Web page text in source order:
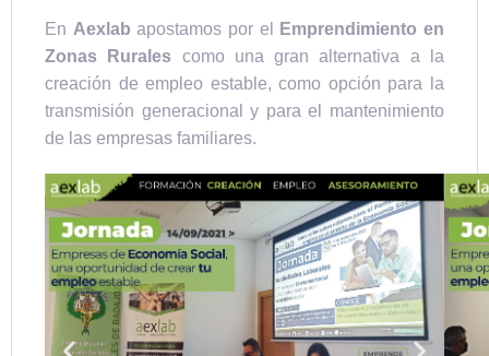
En Aexlab apostamos por el
Emprendimiento en
Zonas Rurales como una gran alternativa a la
creación de empleo estable, como opción para la
transmisión generacional y para el mantenimiento
de las empresas familiares.